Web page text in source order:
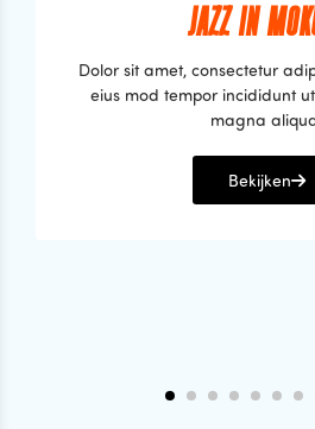
JAZZ IN
Dolor sit amet, consectetur
eius mod tempor incididunt
magna
Bekijken